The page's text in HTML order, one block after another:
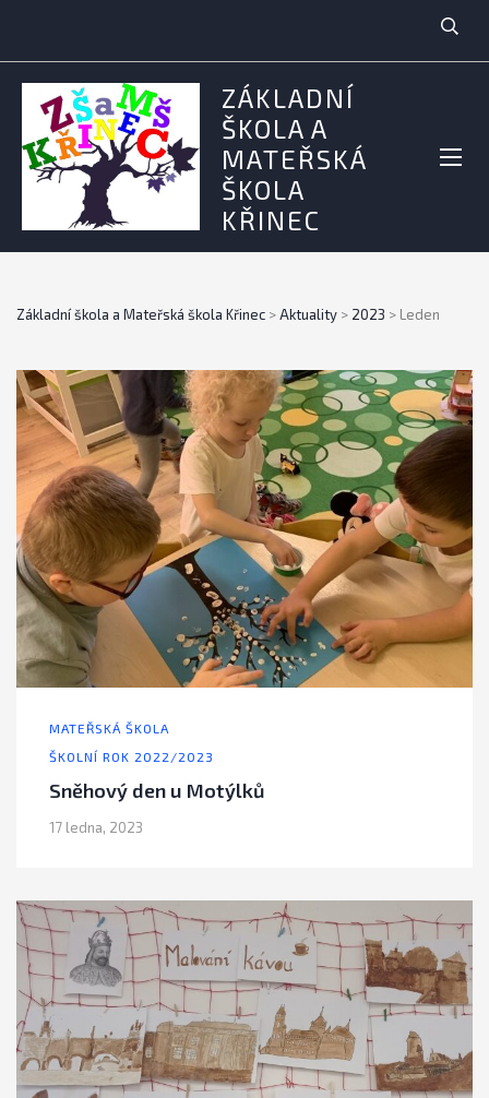
ZÁKLADNÍ
ŠKOLA A
MATEŘSKÁ
ŠKOLA
KŘINEC
Základní škola a Mateřská škola Křinec >Aktuality > 2023 > Leden
MATEŘSKÁ ŠKOLA
ŠKOLNÍ ROK 2022/2023
Sněhový den u Motýlků
17 ledna, 2023